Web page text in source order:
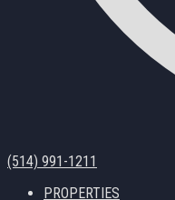
(514) 991-1211
PROPERTIES